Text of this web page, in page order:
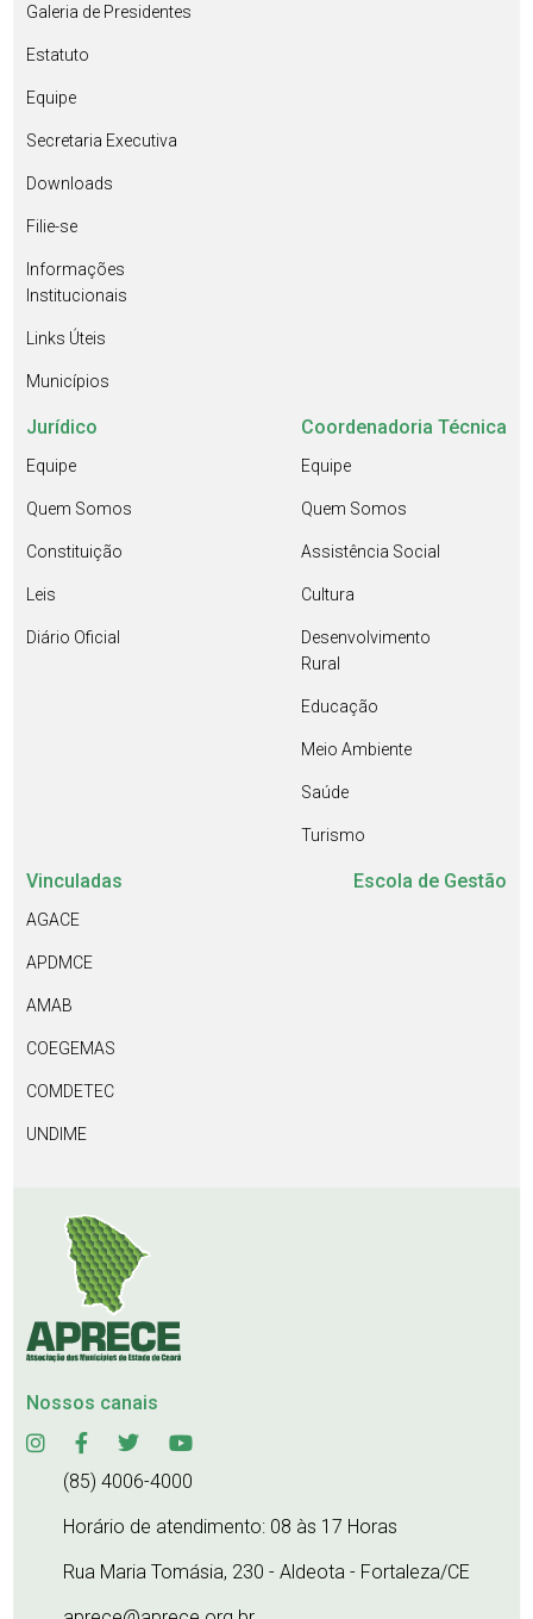
Galeria de Presidentes
Estatuto
Equipe
Secretaria Executiva
Downloads
Filie-se
Informações
Institucionais
Links Úteis
Municípios
Jurídico
Equipe
Quem Somos
Constituição
Leis
Diário Oficial
Coordenadoria Técnica
Equipe
Quem Somos
Assistência Social
Cultura
Desenvolvimento
Rural
Educação
Meio Ambiente
Saúde
Turismo
Vinculadas
AGACE
APDMCE
AMAB
COEGEMAS
COMDETEC
UNDIME
Escola de Gestão
Nossos canais
(85) 4006-4000
Horário de atendimento: 08 às 17 Horas
Rua Maria Tomásia, 230 - Aldeota - Fortaleza/CE